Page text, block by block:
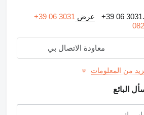
+39 06 عرض +39 06 3031
معاودة الاتصال بي
من المعلومات
البائع